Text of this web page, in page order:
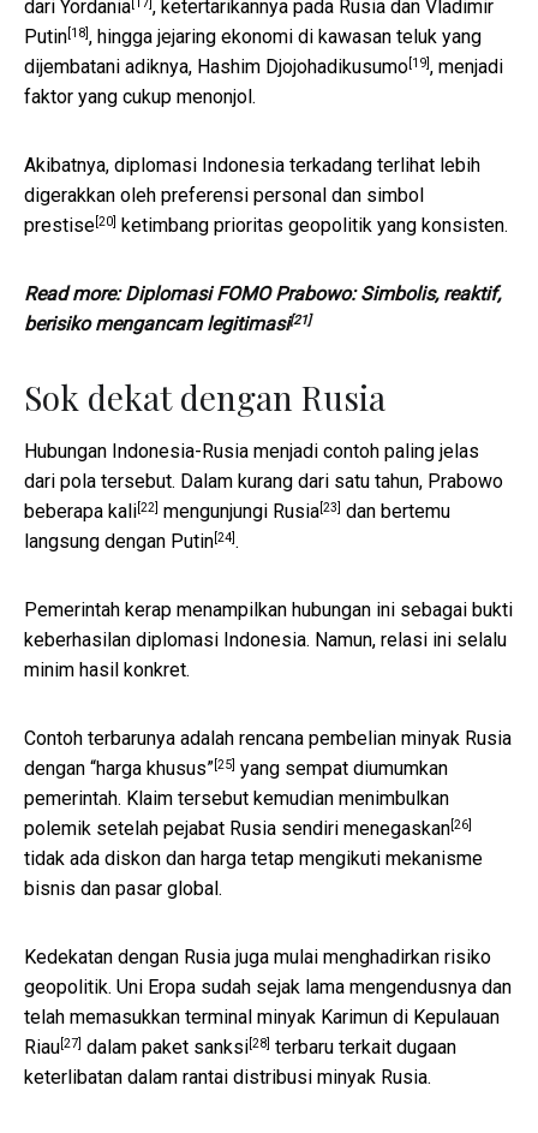
dari Yordania , ketertarikannya pada Rusia dan Vladimir
Putin[18], hingga jejaring ekonomi di kawasan teluk yang
dijembatani adiknya, Hashim Djojohadikusumo[19], menjadi
faktor yang cukup menonjol.
Akibatnya, diplomasi Indonesia terkadang terlihat lebih
digerakkan oleh preferensi personal dan simbol
prestise[20] ketimbang prioritas geopolitik yang konsisten.
Read more:Diplomasi FOMO Prabowo: Simbolis, reaktif,
berisiko mengancam legitimasi[21]
Sok dekat dengan Rusia
Hubungan Indonesia-Rusia menjadi contoh paling jelas
dari pola tersebut. Dalam kurang dari satu tahun, Prabowo
beberapa kali[22] mengunjungi Rusia[23] dan bertemu
langsung dengan Putin[24].
Pemerintah kerap menampilkan hubungan ini sebagai bukti
keberhasilan diplomasi Indonesia. Namun, relasi ini selalu
minim hasil konkret.
Contoh terbarunya adalah rencana pembelian minyak Rusia
dengan “harga khusus”[25] yang sempat diumumkan
pemerintah. Klaim tersebut kemudian menimbulkan
polemik setelah pejabat Rusia sendiri menegaskan[26]
tidak ada diskon dan harga tetap mengikuti mekanisme
bisnis dan pasar global.
Kedekatan dengan Rusia juga mulai menghadirkan risiko
geopolitik. Uni Eropa sudah sejak lama mengendusnya dan
telah memasukkan terminal minyak Karimun di Kepulauan
Riau[27] dalam paket sanksi[28] terbaru terkait dugaan
keterlibatan dalam rantai distribusi minyak Rusia.